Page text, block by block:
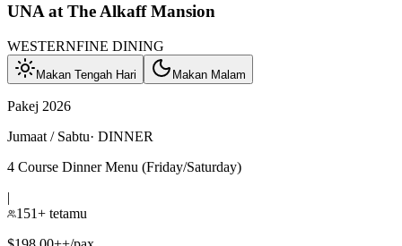
UNA at The Alkaff Mansion
WESTERNFINE DINING
Makan Tengah Hari Makan Malam
Pakej 2026
Jumaat / Sabtu· DINNER
4 Course Dinner Menu (Friday/Saturday)
|
151+ tetamu